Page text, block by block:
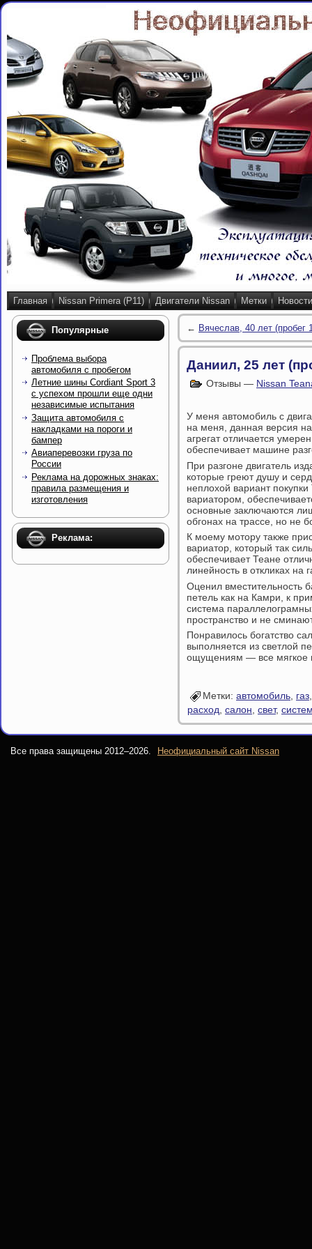
Главная Nissan Primera (P11) Двигатели Nissan Метки Новости
Популярные
Проблема выбора
автомобиля с пробегом
Летние шины Cordiant Sport 3
с успехом прошли еще одни
независимые испытания
Защита автомобиля с
накладками на пороги и
бампер
Авиаперевозки груза по
России
Реклама на дорожных знаках:
правила размещения и
изготовления
Реклама:
← Вячеслав, 40 лет (пробег
Даниил, 25 лет
Отзывы — Nissan
У меня автомобиль с
на меня, данная версия
агрегат отличается
обеспечивает машине
При разгоне двигатель
которые греют душу и
неплохой вариант
вариатором,
основные заключаются
обгонах на трассе, но не
К моему мотору также
вариатор, который так
обеспечивает Теане
линейность в откликах на
Оценил вместительность
петель как на Камри, к
система
пространство и не
Понравилось богатство
выполняется из светлой
ощущениям — все мягкое
Метки: автомобиль газ
расход салон свет,
Все права защищены 2012–2026. Неофициальный сайт Nissan